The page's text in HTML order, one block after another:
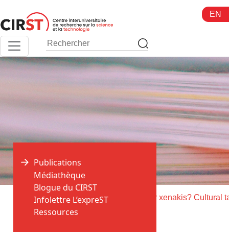
au
contenu
EN
Accueil > Publications >
Publications
Médiathèque
Blogue du CIRST
Infolettre L’expreST
Ressources